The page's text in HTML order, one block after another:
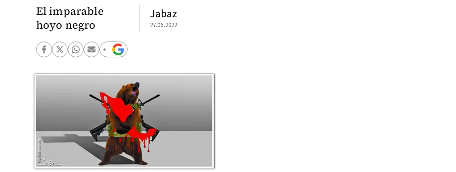
El imparable
hoyo negro
Jabaz
27.06.2022